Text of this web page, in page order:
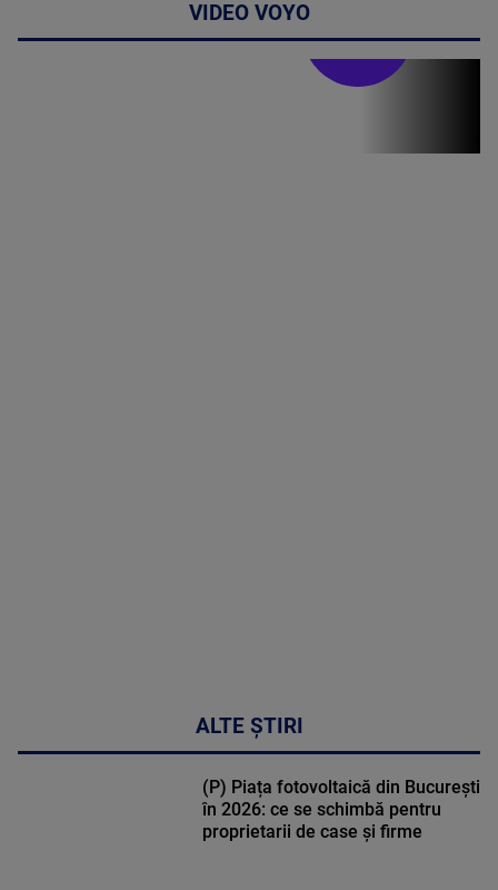
VIDEO VOYO
ALTE ȘTIRI
(P) Piața fotovoltaică din București
în 2026: ce se schimbă pentru
proprietarii de case și firme